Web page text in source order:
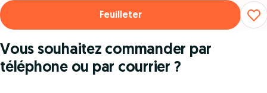
Feuilleter
Vous souhaitez commander par
téléphone ou par courrier ?